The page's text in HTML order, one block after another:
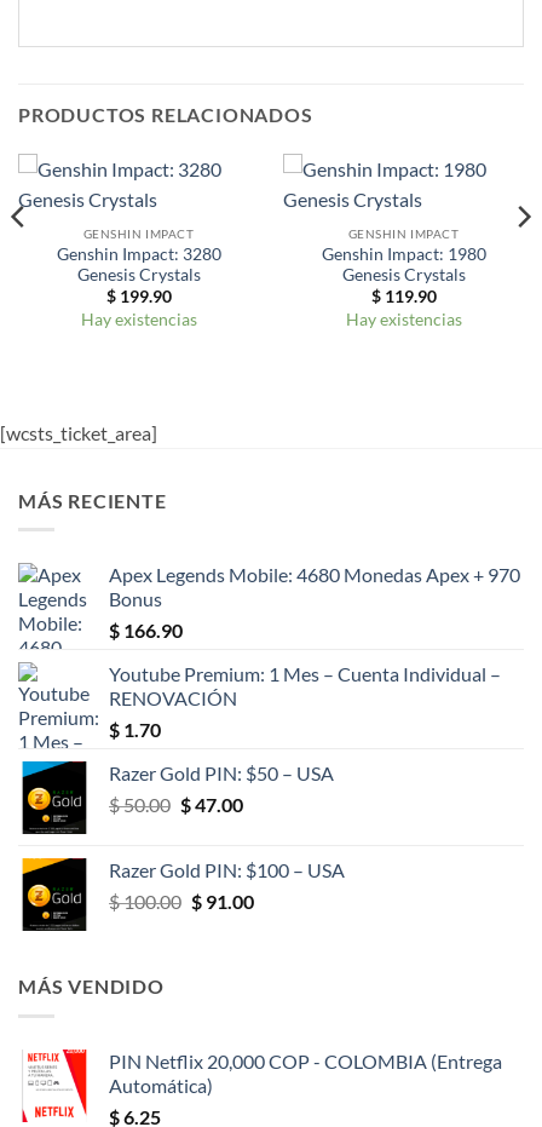
PRODUCTOS RELACIONADOS
GENSHIN IMPACT
Genshin Impact: 3280
Genesis Crystals
$199.90
Hay existencias
GENSHIN IMPACT
Genshin Impact: 1980
Genesis Crystals
$119.90
Hay existencias
[wcsts_ticket_area]
MÁS RECIENTE
Apex Legends Mobile: 4680 Monedas Apex + 970
Bonus
$ 166.90
Youtube Premium: 1 Mes – Cuenta Individual –
RENOVACIÓN
$ 1.70
Razer Gold PIN: $50 – USA
$50.00 El
era:
$ 50.00.
$47.00El
es:
$ 47.00.
Razer Gold PIN: $100 – USA
$100.00 El
$91.00El
MÁS VENDIDO
PIN Netflix 20,000 COP - COLOMBIA (Entrega
Automática)
$6.25